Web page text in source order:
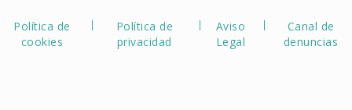
Política de
cookies
Política de
privacidad
Aviso
Legal
Canal de
denuncias